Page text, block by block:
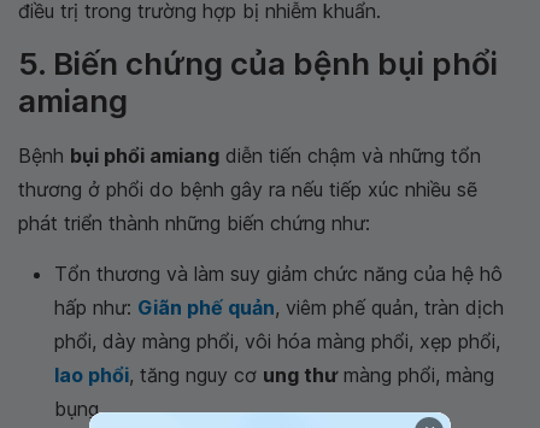
điều trị trong trường hợp bị nhiễm khuẩn.
5. Biến chứng của bệnh bụi phổi
amiang
Bệnh bụi phổi amiang diễn tiến chậm và những tổn
thương ở phổi do bệnh gây ra nếu tiếp xúc nhiều sẽ
phát triển thành những biến chứng như:
Tổn thương và làm suy giảm chức năng của hệ hô
hấp như: Giãn phế quản, viêm phế quản, tràn dịch
phổi, dày màng phổi, vôi hóa màng phổi, xẹp phổi,
lao phổi, tăng nguy cơ ung thưmàng phổi, màng
bụng.